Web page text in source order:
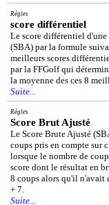
Règles
score différentiel
Le score différentiel
(SBA) par la formule
meilleurs scores
par la FFGolf qui
la moyenne des ces 8
Suite...
Règles
Score Brut Ajusté
Le Score Brute Ajusté
coups pris en compte sur
lorsque le nombre de
score dont le résultat en
8 coups alors qu'il n'avait
+ 7.
Suite...